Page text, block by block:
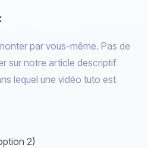
par vous-même. Pas de
sur notre article descriptif
lequel une vidéo tuto est
2)